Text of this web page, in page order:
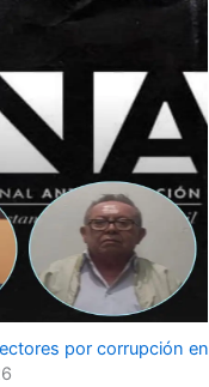
por corrupción en